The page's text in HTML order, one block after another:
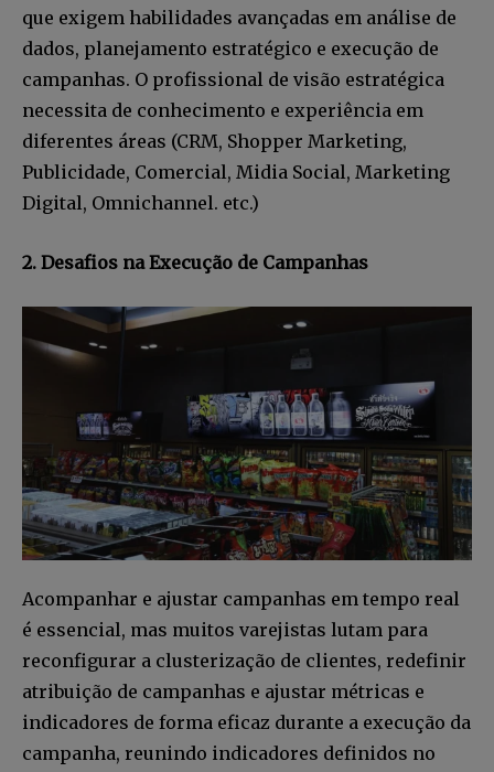
que exigem habilidades avançadas em análise de
dados, planejamento estratégico e execução de
campanhas. O profissional de visão estratégica
necessita de conhecimento e experiência em
diferentes áreas (CRM, Shopper Marketing,
Publicidade, Comercial, Midia Social, Marketing
Digital, Omnichannel. etc.)
2. Desafios na Execução de Campanhas
Acompanhar e ajustar campanhas em tempo real
é essencial, mas muitos varejistas lutam para
reconfigurar a clusterização de clientes, redefinir
atribuição de campanhas e ajustar métricas e
indicadores de forma eficaz durante a execução da
campanha, reunindo indicadores definidos no